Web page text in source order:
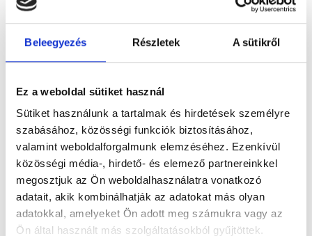
Beleegyezés Részletek A sütikről
Ez a weboldal sütiket használ
Sütiket használunk a tartalmak és hirdetések személyre
szabásához, közösségi funkciók biztosításához,
valamint weboldalforgalmunk elemzéséhez. Ezenkívül
közösségi média-, hirdető- és elemező partnereinkkel
megosztjuk az Ön weboldalhasználatra vonatkozó
adatait, akik kombinálhatják az adatokat más olyan
adatokkal, amelyeket Ön adott meg számukra vagy az
Ön által használt más szolgáltatásokból gyűjtöttek.
Foglalj időpontot
Összes szakterület 90 perces konzultáció
Főoldal Orvosok Pszichológus
Pszichológus, Budapest, IX. kerület
Kabai Zsuzsanna